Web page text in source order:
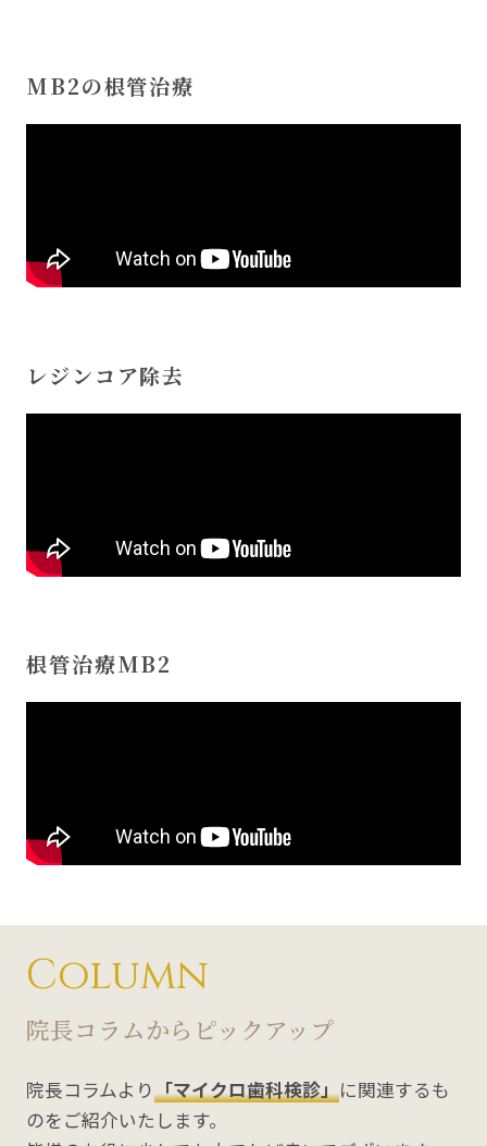
MB2の根管治療
レジンコア除去
根管治療MB2
Column
院長コラムからピックアップ
院長コラムより「マイクロ歯科検診」に関連するも
のをご紹介いたします。